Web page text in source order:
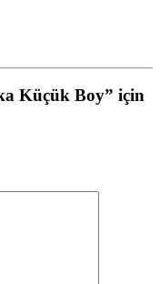
Küçük Boy” için